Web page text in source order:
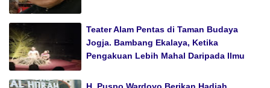
Teater Alam Pentas di Taman Budaya
Jogja. Bambang Ekalaya, Ketika
Pengakuan Lebih Mahal Daripada Ilmu